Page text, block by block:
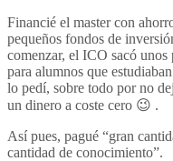
Financié el master con
pequeños fondos de
comenzar, el ICO sacó unos
para alumnos que
lo pedí, sobre todo por no
un dinero a coste cero 😉 .
Así pues, pagué “gran
cantidad de conocimiento”.